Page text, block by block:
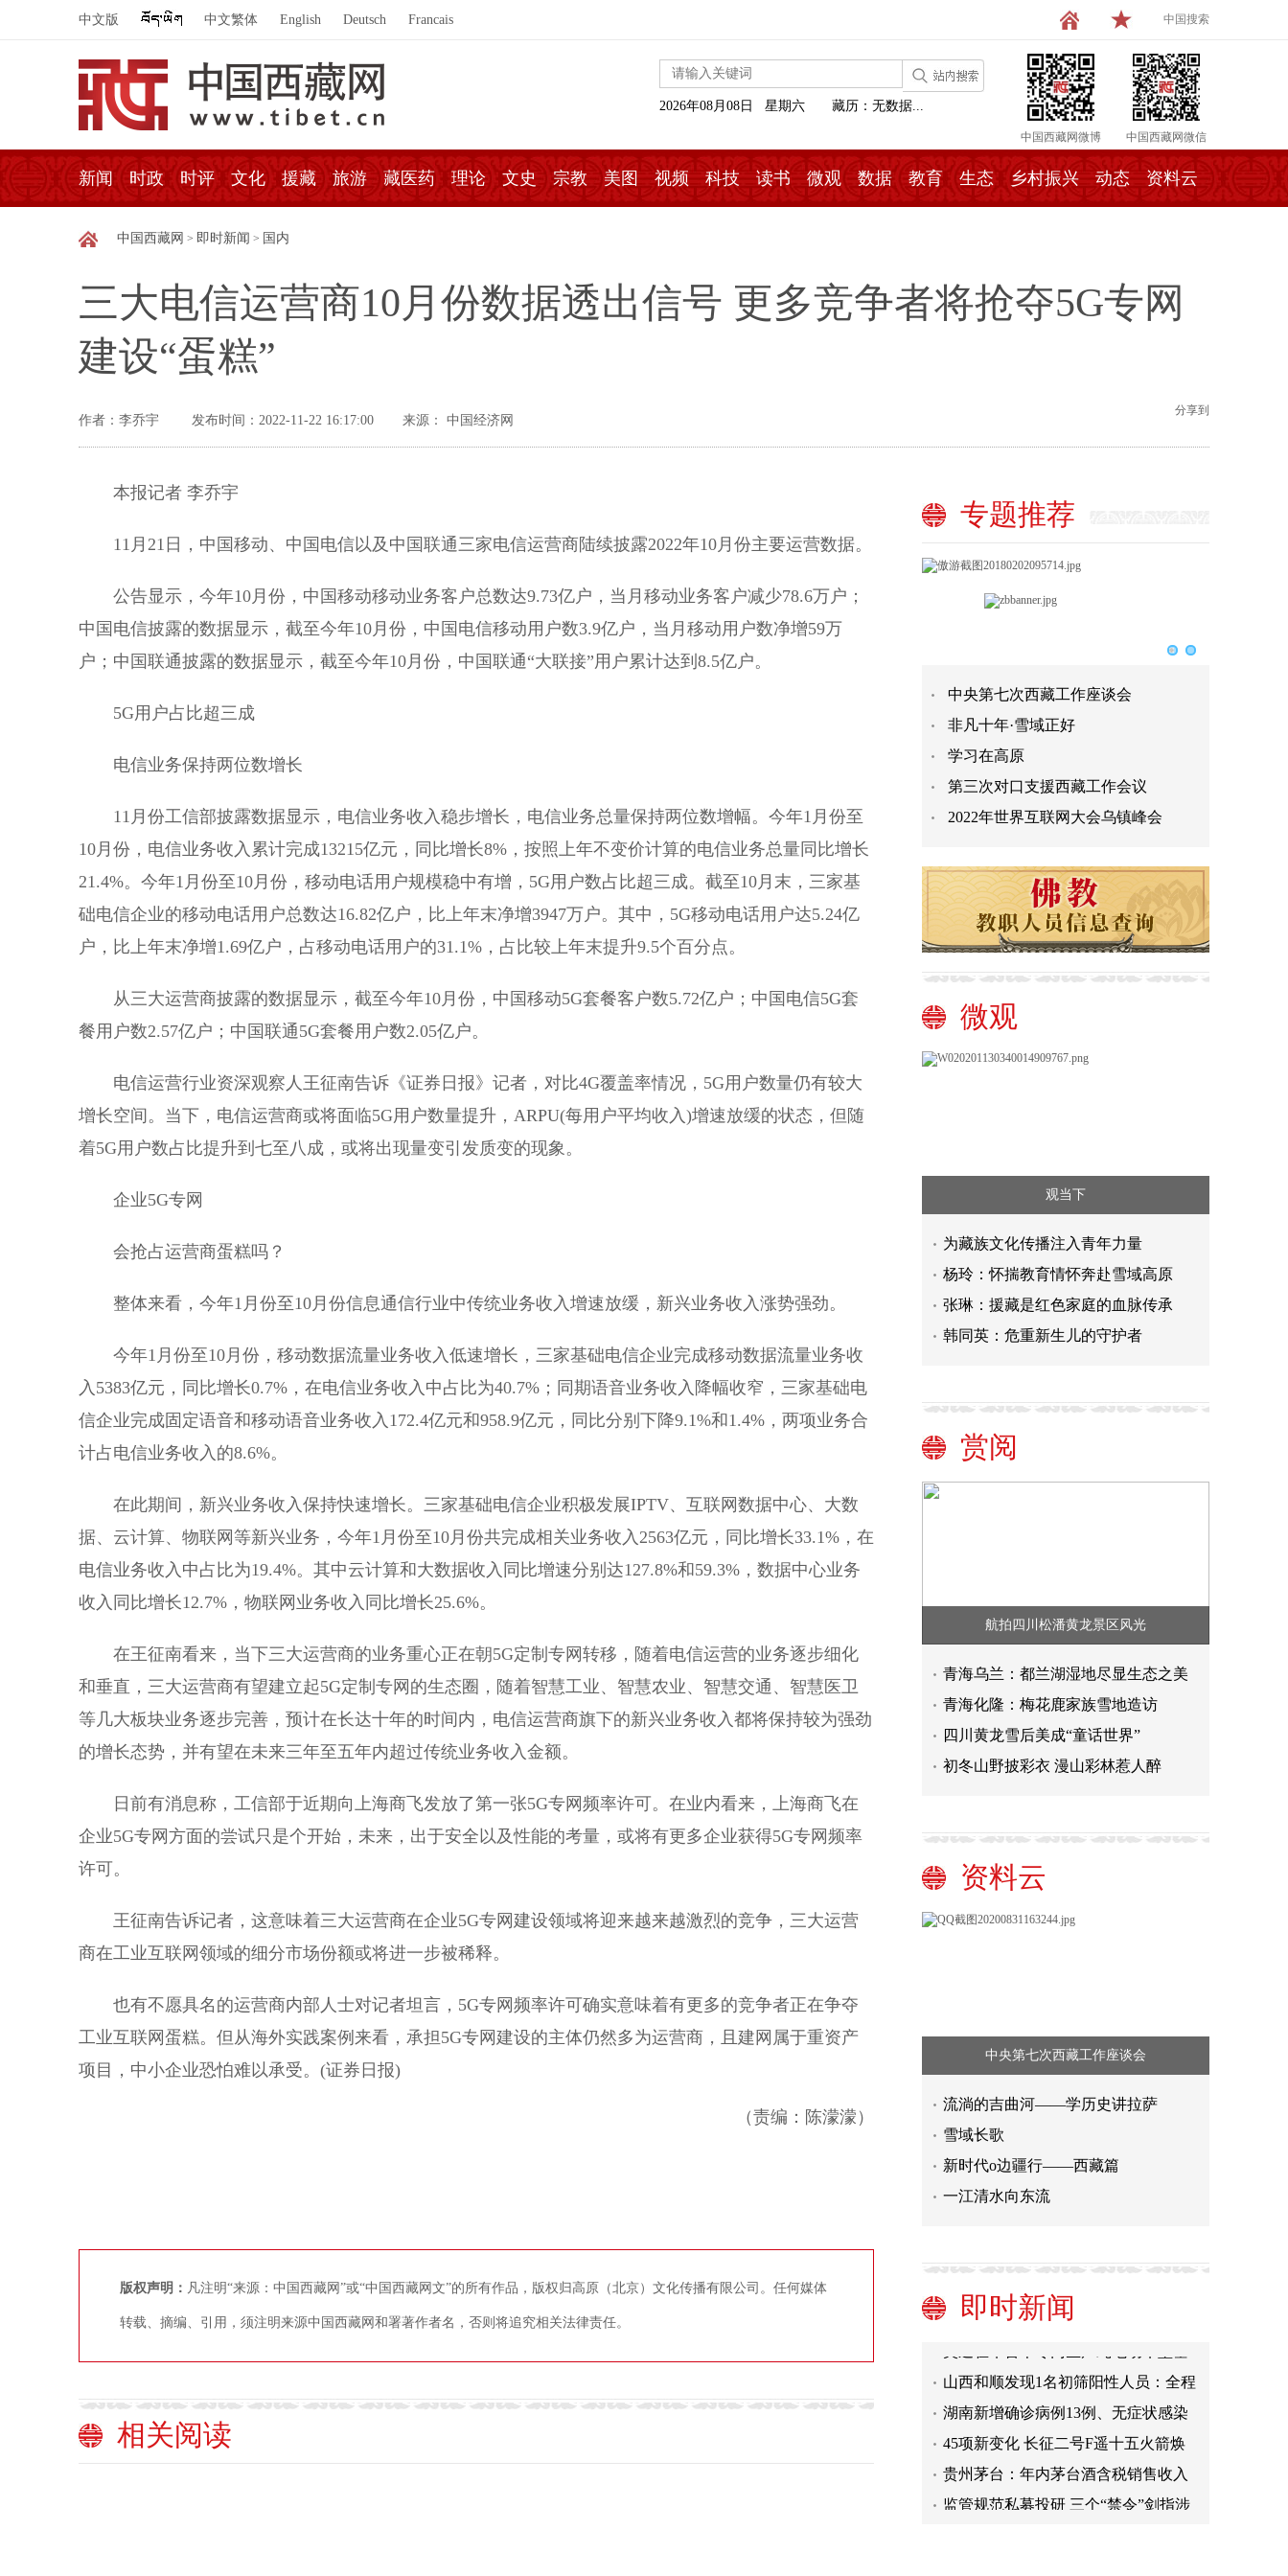
中文版 中文繁体 English Deutsch Francais 中国搜索
中国西藏网微博 中国西藏网微信
2026年08月08日 星期六 藏历：无数据...
新闻 时政 时评 文化 援藏 旅游 藏医药 理论 文史 宗教 美图 视频 科技 读书 微观 数据 教育 生态 乡村振兴 动态 资料云
中国西藏网 > 即时新闻 > 国内
三大电信运营商10月份数据透出信号 更多竞争者将抢夺5G专网
建设“蛋糕”
作者：李乔宇 发布时间：2022-11-22 16:17:00 来源： 中国经济网
分享到
本报记者 李乔宇
11月21日，中国移动、中国电信以及中国联通三家电信运营商陆续披露2022年10月份主要运营数据。
公告显示，今年10月份，中国移动移动业务客户总数达9.73亿户，当月移动业务客户减少78.6万户；
中国电信披露的数据显示，截至今年10月份，中国电信移动用户数3.9亿户，当月移动用户数净增59万
户；中国联通披露的数据显示，截至今年10月份，中国联通“大联接”用户累计达到8.5亿户。
5G用户占比超三成
电信业务保持两位数增长
11月份工信部披露数据显示，电信业务收入稳步增长，电信业务总量保持两位数增幅。今年1月份至
10月份，电信业务收入累计完成13215亿元，同比增长8%，按照上年不变价计算的电信业务总量同比增长
21.4%。今年1月份至10月份，移动电话用户规模稳中有增，5G用户数占比超三成。截至10月末，三家基
础电信企业的移动电话用户总数达16.82亿户，比上年末净增3947万户。其中，5G移动电话用户达5.24亿
户，比上年末净增1.69亿户，占移动电话用户的31.1%，占比较上年末提升9.5个百分点。
从三大运营商披露的数据显示，截至今年10月份，中国移动5G套餐客户数5.72亿户；中国电信5G套
餐用户数2.57亿户；中国联通5G套餐用户数2.05亿户。
电信运营行业资深观察人王征南告诉《证券日报》记者，对比4G覆盖率情况，5G用户数量仍有较大
增长空间。当下，电信运营商或将面临5G用户数量提升，ARPU(每用户平均收入)增速放缓的状态，但随
着5G用户数占比提升到七至八成，或将出现量变引发质变的现象。
企业5G专网
会抢占运营商蛋糕吗？
整体来看，今年1月份至10月份信息通信行业中传统业务收入增速放缓，新兴业务收入涨势强劲。
今年1月份至10月份，移动数据流量业务收入低速增长，三家基础电信企业完成移动数据流量业务收
入5383亿元，同比增长0.7%，在电信业务收入中占比为40.7%；同期语音业务收入降幅收窄，三家基础电
信企业完成固定语音和移动语音业务收入172.4亿元和958.9亿元，同比分别下降9.1%和1.4%，两项业务合
计占电信业务收入的8.6%。
在此期间，新兴业务收入保持快速增长。三家基础电信企业积极发展IPTV、互联网数据中心、大数
据、云计算、物联网等新兴业务，今年1月份至10月份共完成相关业务收入2563亿元，同比增长33.1%，在
电信业务收入中占比为19.4%。其中云计算和大数据收入同比增速分别达127.8%和59.3%，数据中心业务
收入同比增长12.7%，物联网业务收入同比增长25.6%。
在王征南看来，当下三大运营商的业务重心正在朝5G定制专网转移，随着电信运营的业务逐步细化
和垂直，三大运营商有望建立起5G定制专网的生态圈，随着智慧工业、智慧农业、智慧交通、智慧医卫
等几大板块业务逐步完善，预计在长达十年的时间内，电信运营商旗下的新兴业务收入都将保持较为强劲
的增长态势，并有望在未来三年至五年内超过传统业务收入金额。
日前有消息称，工信部于近期向上海商飞发放了第一张5G专网频率许可。在业内看来，上海商飞在
企业5G专网方面的尝试只是个开始，未来，出于安全以及性能的考量，或将有更多企业获得5G专网频率
许可。
王征南告诉记者，这意味着三大运营商在企业5G专网建设领域将迎来越来越激烈的竞争，三大运营
商在工业互联网领域的细分市场份额或将进一步被稀释。
也有不愿具名的运营商内部人士对记者坦言，5G专网频率许可确实意味着有更多的竞争者正在争夺
工业互联网蛋糕。但从海外实践案例来看，承担5G专网建设的主体仍然多为运营商，且建网属于重资产
项目，中小企业恐怕难以承受。(证券日报)
（责编：陈濛濛）
版权声明： 凡注明“来源：中国西藏网”或“中国西藏网文”的所有作品，版权归高原（北京）文化传播有限公司。任何媒体
转载、摘编、引用，须注明来源中国西藏网和署著作者名，否则将追究相关法律责任。
相关阅读
专题推荐
中央第七次西藏工作座谈会
非凡十年·雪域正好
学习在高原
第三次对口支援西藏工作会议
2022年世界互联网大会乌镇峰会
微观
观当下
为藏族文化传播注入青年力量
杨玲：怀揣教育情怀奔赴雪域高原
张琳：援藏是红色家庭的血脉传承
韩同英：危重新生儿的守护者
赏阅
航拍四川松潘黄龙景区风光
青海乌兰：都兰湖湿地尽显生态之美
青海化隆：梅花鹿家族雪地造访
四川黄龙雪后美成“童话世界”
初冬山野披彩衣 漫山彩林惹人醉
资料云
中央第七次西藏工作座谈会
流淌的吉曲河——学历史讲拉萨
雪域长歌
新时代o边疆行——西藏篇
一江清水向东流
即时新闻